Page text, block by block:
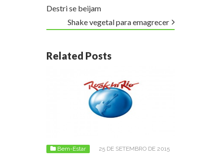
Destri se beijam
Shake vegetal para emagrecer
Related Posts
Bem-Estar 25 DE SETEMBRO DE 2015